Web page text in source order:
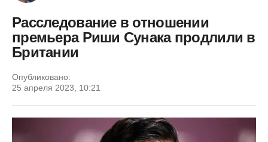
Расследование в отношении
премьера Риши Сунака продлили в
Британии
Опубликовано:
25 апреля 2023, 10:21